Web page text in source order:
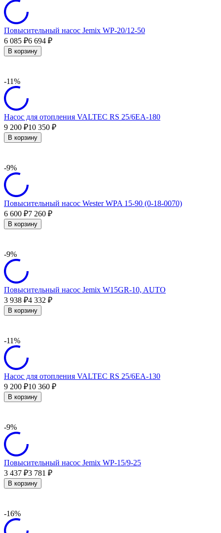
Повысительный насос Jemix WP-20/12-50
6 085 ₽6 694 ₽
В корзину
-11%
Насос для отопления VALTEC RS 25/6EA-180
9 200 ₽10 350 ₽
В корзину
-9%
Повысительный насос Wester WPA 15-90 (0-18-0070)
6 600 ₽7 260 ₽
В корзину
-9%
Повысительный насос Jemix W15GR-10, AUTO
3 938 ₽4 332 ₽
В корзину
-11%
Насос для отопления VALTEC RS 25/6EA-130
9 200 ₽10 360 ₽
В корзину
-9%
Повысительный насос Jemix WP-15/9-25
3 437 ₽3 781 ₽
В корзину
-16%